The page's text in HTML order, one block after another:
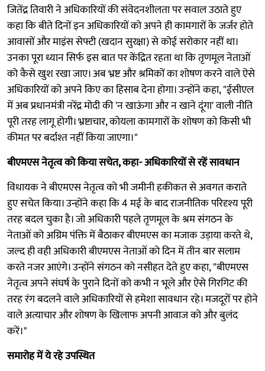
जितेंद्र तिवारी ने अधिकारियों की संवेदनशीलता पर सवाल उठाते हुए
कहा कि बीते दिनों इन अधिकारियों को अपने ही कामगारों के जर्जर होते
आवासों और माइंस सेफ्टी (खदान सुरक्षा) से कोई सरोकार नहीं था।
उनका पूरा ध्यान सिर्फ इस बात पर केंद्रित रहता था कि तृणमूल नेताओं
को कैसे खुश रखा जाए। अब भ्रष्ट और श्रमिकों का शोषण करने वाले ऐसे
अधिकारियों को अपने किए का हिसाब देना होगा। उन्होंने कहा, "ईसीएल
में अब प्रधानमंत्री नरेंद्र मोदी की 'न खाऊंगा और न खाने दूंगा' वाली नीति
पूरी तरह लागू होगी। भ्रष्टाचार, कोयला कामगारों के शोषण को किसी भी
कीमत पर बर्दाश्त नहीं किया जाएगा।"
बीएमएस नेतृत्व को किया सचेत, कहा- अधिकारियों से रहें सावधान
विधायक ने बीएमएस नेतृत्व को भी जमीनी हकीकत से अवगत कराते
हुए सचेत किया। उन्होंने कहा कि 4 मई के बाद राजनीतिक परिदृश्य पूरी
तरह बदल चुका है। जो अधिकारी पहले तृणमूल के श्रम संगठन के
नेताओं को अग्रिम पंक्ति में बैठाकर बीएमएस का मजाक उड़ाया करते थे,
जल्द ही वही अधिकारी बीएमएस नेताओं को दिन में तीन बार सलाम
करते नजर आएंगे। उन्होंने संगठन को नसीहत देते हुए कहा, "बीएमएस
नेतृत्व अपने संघर्ष के पुराने दिनों को कभी न भूले और ऐसे गिरगिट की
तरह रंग बदलने वाले अधिकारियों से हमेशा सावधान रहे। मजदूरों पर होने
वाले अत्याचार और शोषण के खिलाफ अपनी आवाज को और बुलंद
करें।"
समारोह में ये रहे उपस्थित